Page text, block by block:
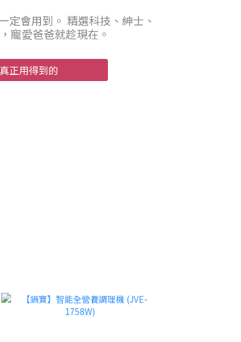
定會用到。 精選科技、紳士、
寵愛爸爸就趁現在。
正用得到的